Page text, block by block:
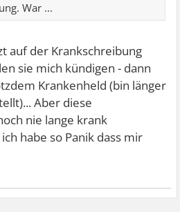
War ...
auf der Krankschreibung
sie mich kündigen - dann
Krankenheld (bin länger
Aber diese
nie lange krank
habe so Panik dass mir